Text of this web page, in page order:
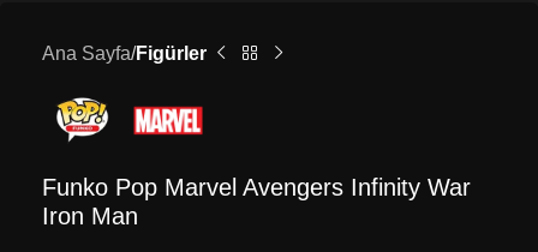
Ana Sayfa Figürler
Funko Pop Marvel Avengers Infinity War
Iron Man